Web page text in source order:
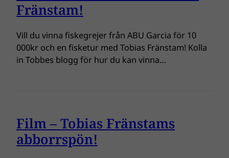
Fränstam!
Vill du vinna fiskegrejer från ABU Garcia för 10
000kr och en fisketur med Tobias Fränstam! Kolla
in Tobbes blogg för hur du kan vinna…
Film – Tobias Fränstams
abborrspön!